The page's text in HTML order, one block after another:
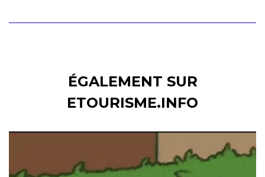
ÉGALEMENT SUR
ETOURISME.INFO